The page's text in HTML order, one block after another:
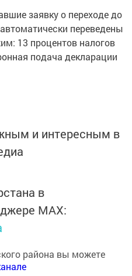
заявку о переходе до
переведены
13 процентов налогов
подача декларации
и интересным в
в
MАХ:
района вы можете